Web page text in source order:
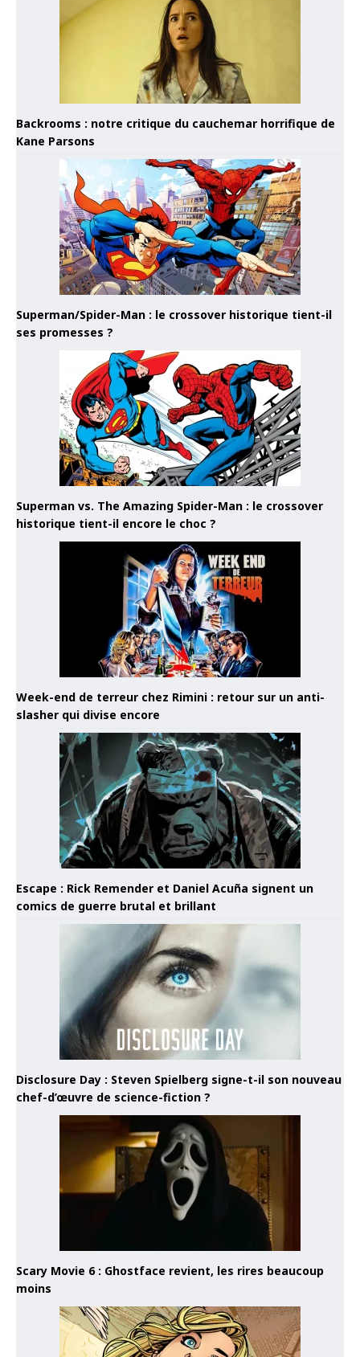
Backrooms : notre critique du cauchemar horrifique de
Kane Parsons
Superman/Spider-Man : le crossover historique tient-il
ses promesses ?
Superman vs. The Amazing Spider-Man : le crossover
historique tient-il encore le choc ?
Week-end de terreur chez Rimini : retour sur un anti-
slasher qui divise encore
Escape : Rick Remender et Daniel Acuña signent un
comics de guerre brutal et brillant
Disclosure Day : Steven Spielberg signe-t-il son nouveau
chef-d’œuvre de science-fiction ?
Scary Movie 6 : Ghostface revient, les rires beaucoup
moins